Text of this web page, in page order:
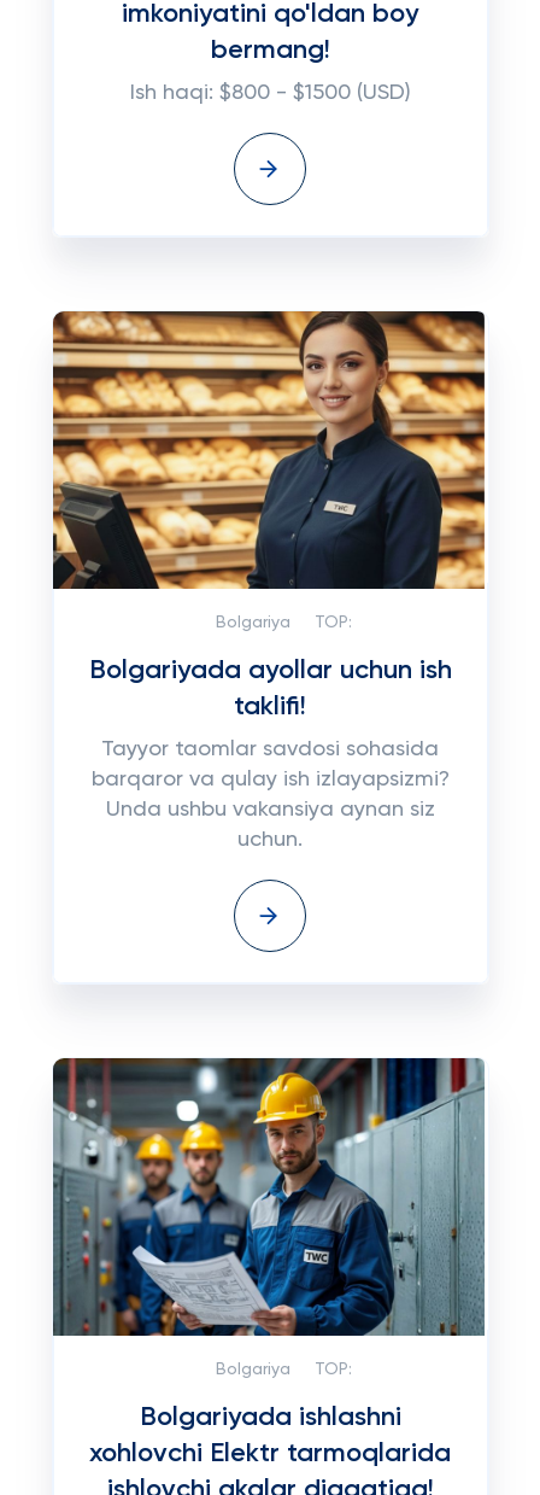
imkoniyatini qo'ldan boy
bermang!
Ish haqi: $800 - $1500 (USD)
Bolgariya TOP:
Bolgariyada ayollar uchun ish
taklifi!
Tayyor taomlar savdosi sohasida
barqaror va qulay ish izlayapsizmi?
Unda ushbu vakansiya aynan siz
uchun.
Bolgariya TOP:
Bolgariyada ishlashni
xohlovchi Elektr tarmoqlarida